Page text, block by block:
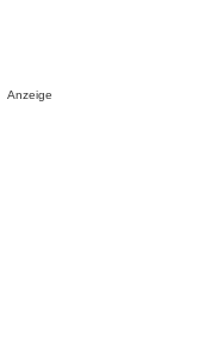
Anzeige